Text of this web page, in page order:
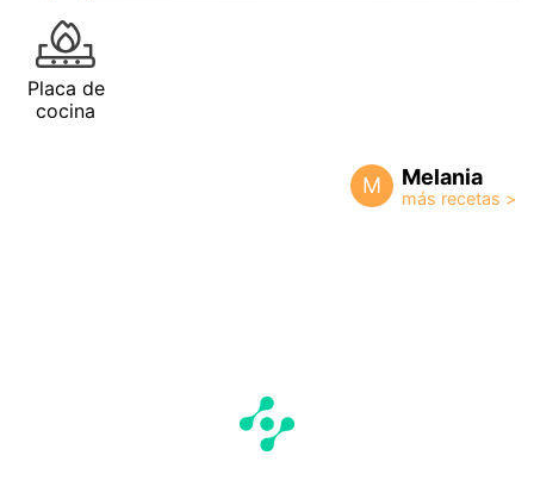
Placa de
cocina
M Melania